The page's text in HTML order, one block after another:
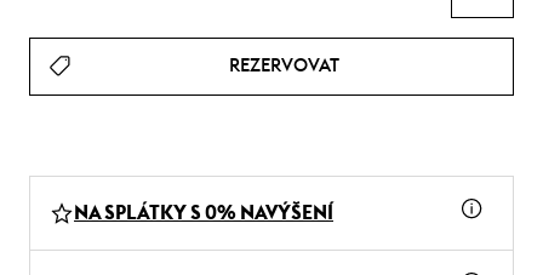
REZERVOVAT
NA SPLÁTKY S 0% NAVÝŠENÍ